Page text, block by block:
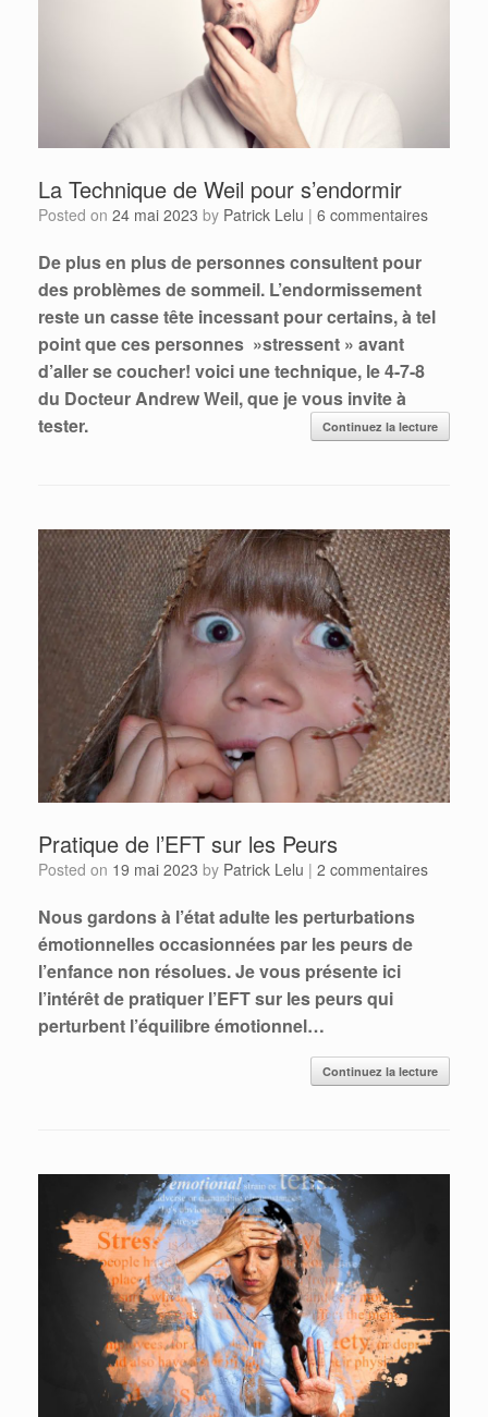
La Technique de Weil pour s’endormir
Posted on 24 mai 2023 by Patrick Lelu | 6 commentaires
De plus en plus de personnes consultent pour
des problèmes de sommeil. L’endormissement
reste un casse tête incessant pour certains, à tel
point que ces personnes »stressent » avant
d’aller se coucher! voici une technique, le 4-7-8
du Docteur Andrew Weil, que je vous invite à
tester.
Continuez la lecture
Pratique de l’EFT sur les Peurs
Posted on 19 mai 2023 by Patrick Lelu | 2 commentaires
Nous gardons à l’état adulte les perturbations
émotionnelles occasionnées par les peurs de
l’enfance non résolues. Je vous présente ici
l’intérêt de pratiquer l’EFT sur les peurs qui
perturbent l’équilibre émotionnel…
Continuez la lecture